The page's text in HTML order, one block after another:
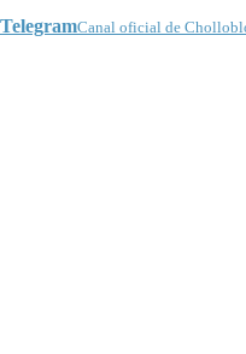
TelegramCanal oficial de